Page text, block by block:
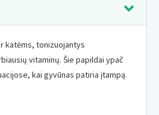
katėms, tonizuojantys
vitaminų. Šie papildai ypač
kai gyvūnas patiria įtampą.